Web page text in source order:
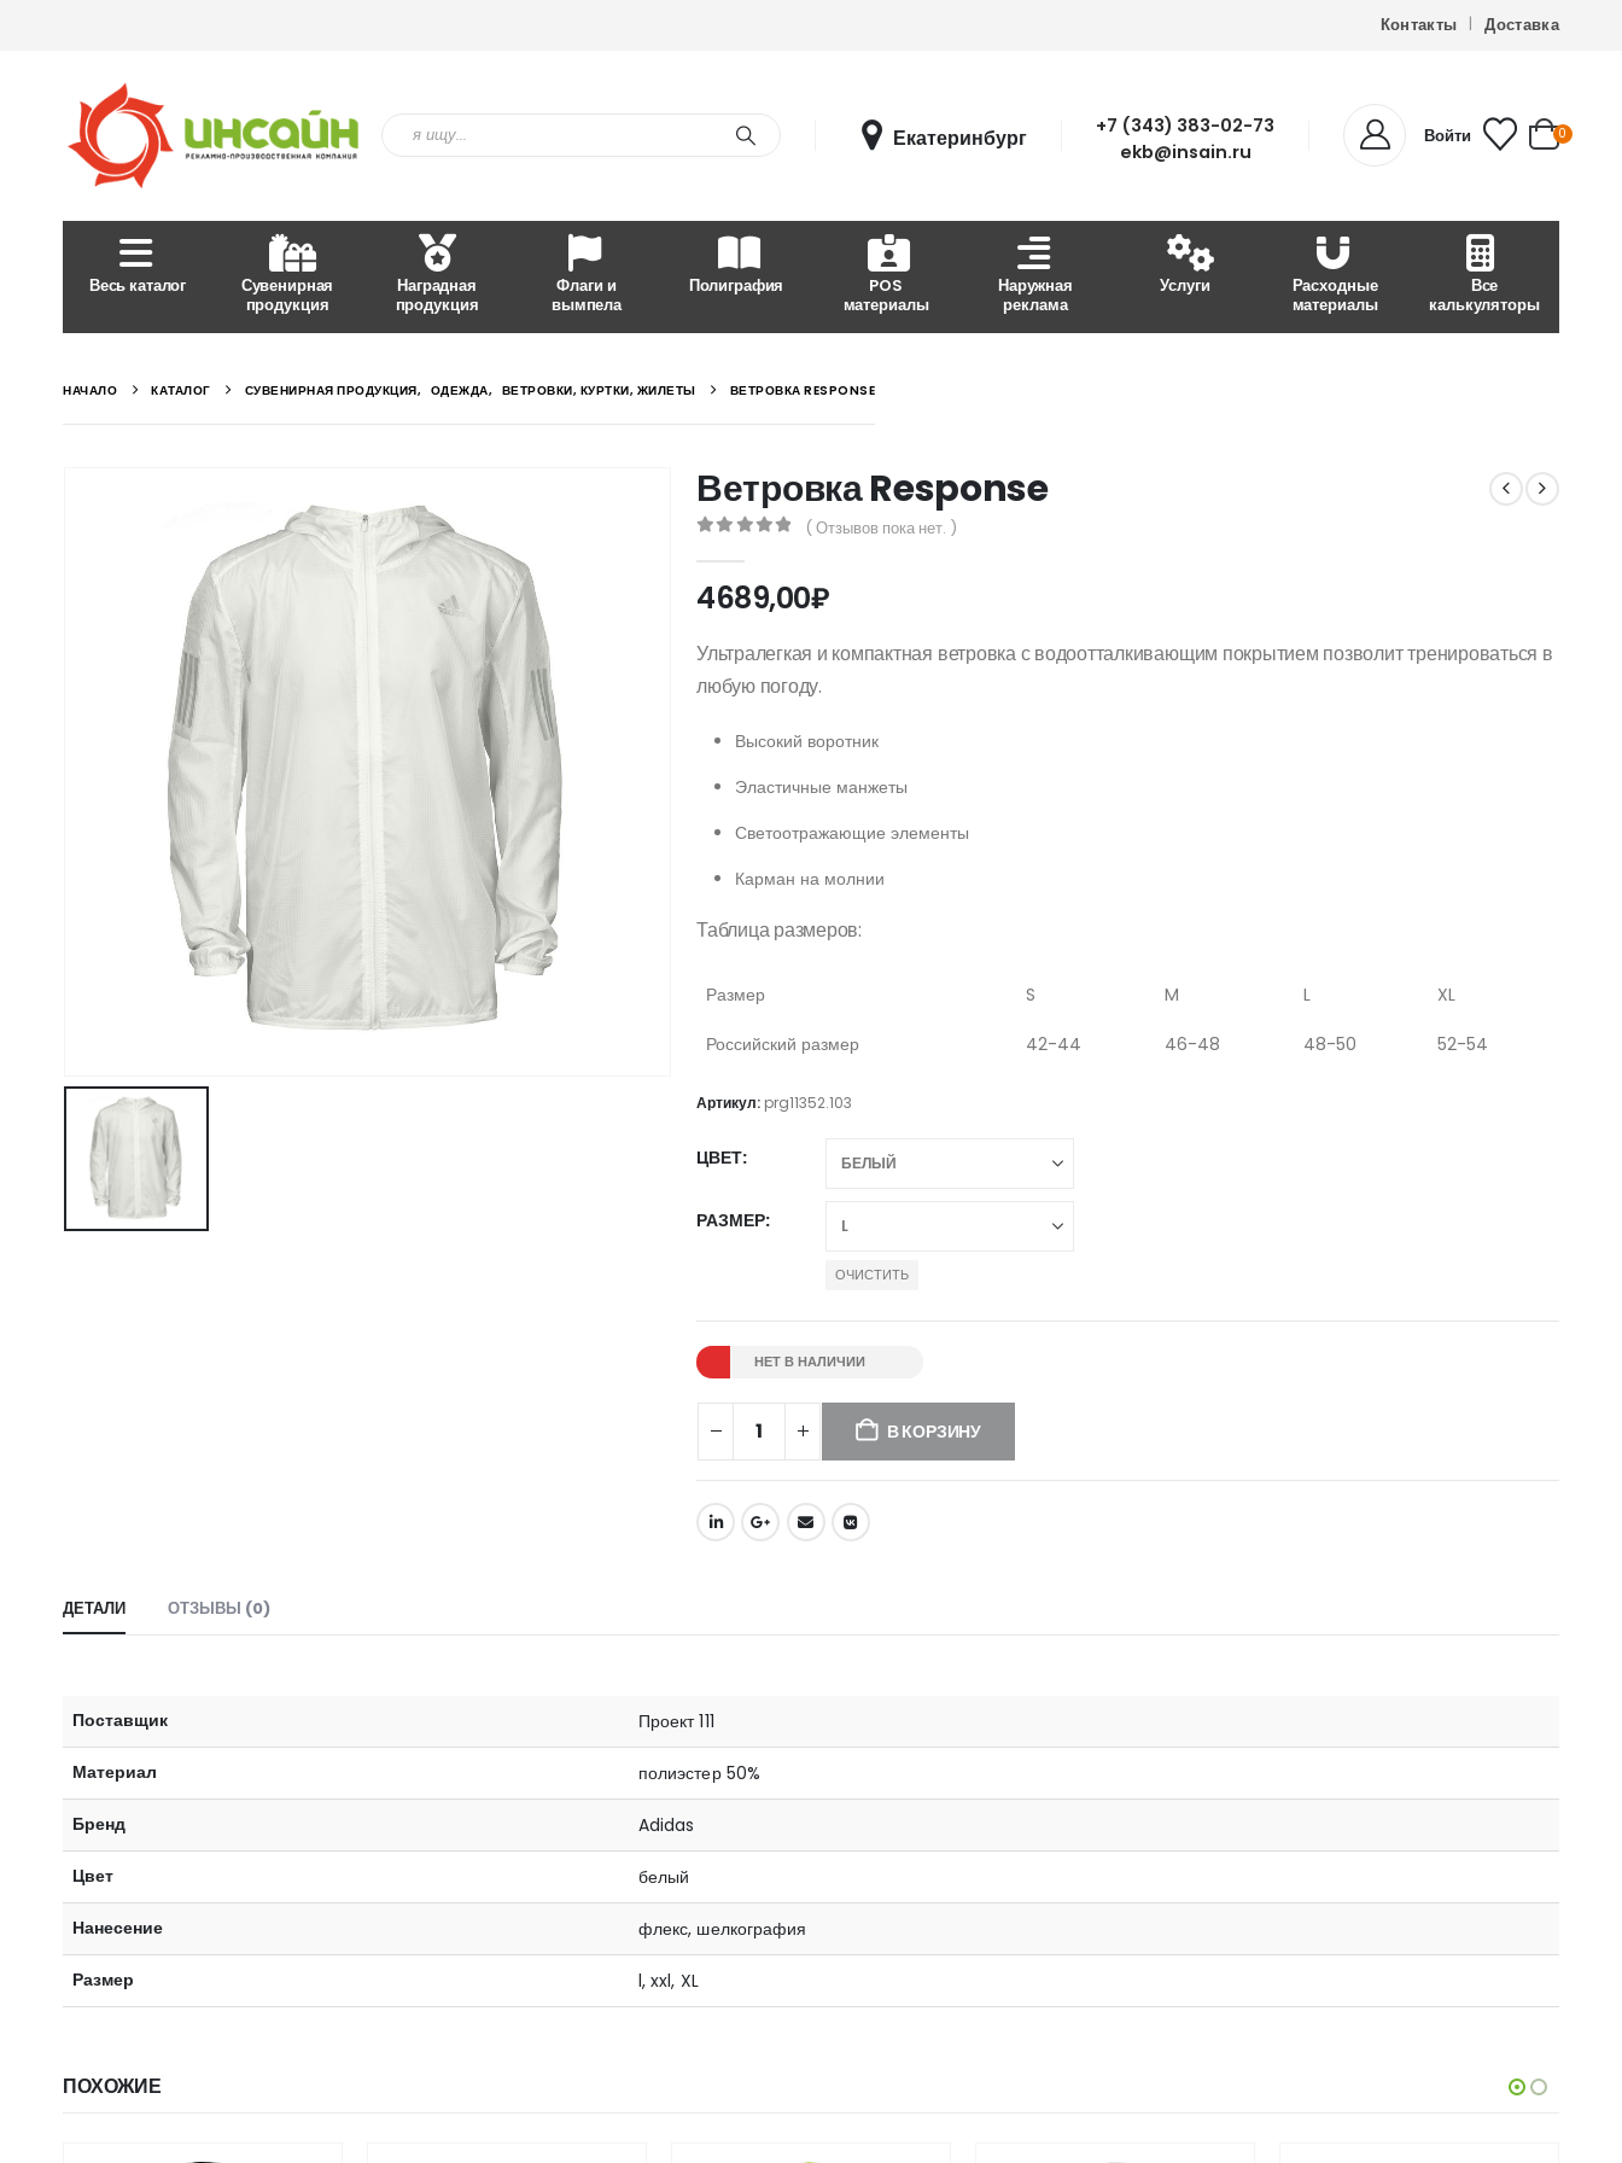
Контакты Доставка
Екатеринбург
+7 (343) 383-02-73
ekb@insain.ru
Войти 0
Весь каталог
Сувенирная
продукция
Наградная
продукция
Флаги и
вымпела
Полиграфия
POS
материалы
Наружная
реклама
Услуги
Расходные
материалы
Все
калькуляторы
НАЧАЛО КАТАЛОГ СУВЕНИРНАЯ ПРОДУКЦИЯ, ОДЕЖДА, ВЕТРОВКИ, КУРТКИ, ЖИЛЕТЫ ВЕТРОВКА RESPONSE
Ветровка Response
( Отзывов пока нет. )
4689,00₽
Ультралегкая и компактная ветровка с водоотталкивающим покрытием позволит тренироваться в
любую погоду.
Высокий воротник
Эластичные манжеты
Светоотражающие элементы
Карман на молнии
Таблица размеров:
Размер S M L XL
Российский размер 42-44 46-48 48-50 52-54
Артикул: prg11352.103
ЦВЕТ
РАЗМЕР
ОЧИСТИТЬ
НЕТ В НАЛИЧИИ
В КОРЗИНУ
ДЕТАЛИ ОТЗЫВЫ (0)
Поставщик Проект 111
Материал полиэстер 50%
Бренд Adidas
Цвет белый
Нанесение флекс, шелкография
Размер l, xxl, XL
ПОХОЖИЕ